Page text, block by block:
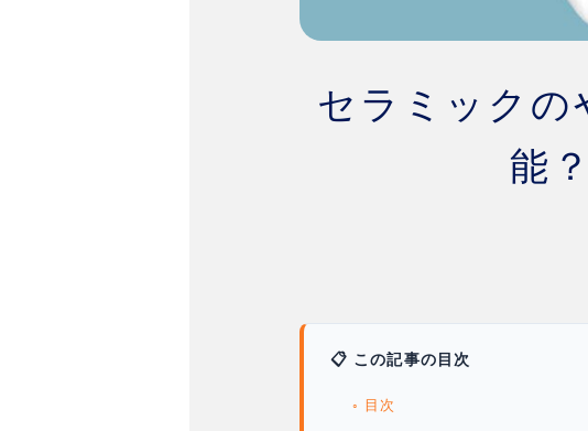
セラミックの
能
📋 この記事の目次
◦ 目次